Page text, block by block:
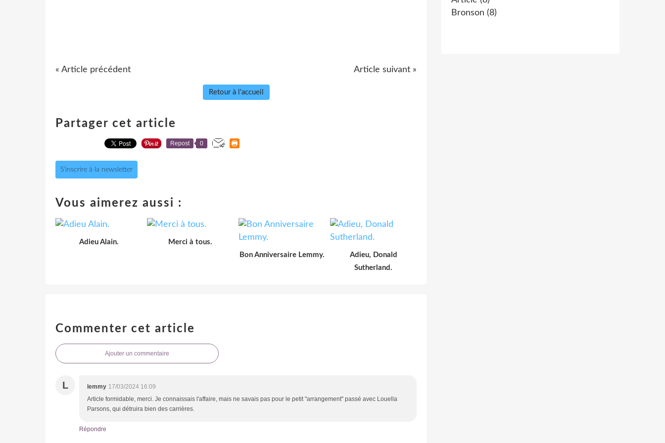
« Article précédent Article suivant »
Retour à l'accueil
Partager cet article
Repost 0
S'inscrire à la newsletter
Vous aimerez aussi :
Adieu Alain.
Merci à tous.
Bon Anniversaire Lemmy.
Adieu, Donald
Sutherland.
Commenter cet article
Ajouter un commentaire
L lemmy 17/03/2024 16:09
Article formidable, merci. Je connaissais l'affaire, mais ne savais pas pour le petit "arrangement" passé avec Louella
Parsons, qui détruira bien des carrières.
Répondre
Bronson (8)